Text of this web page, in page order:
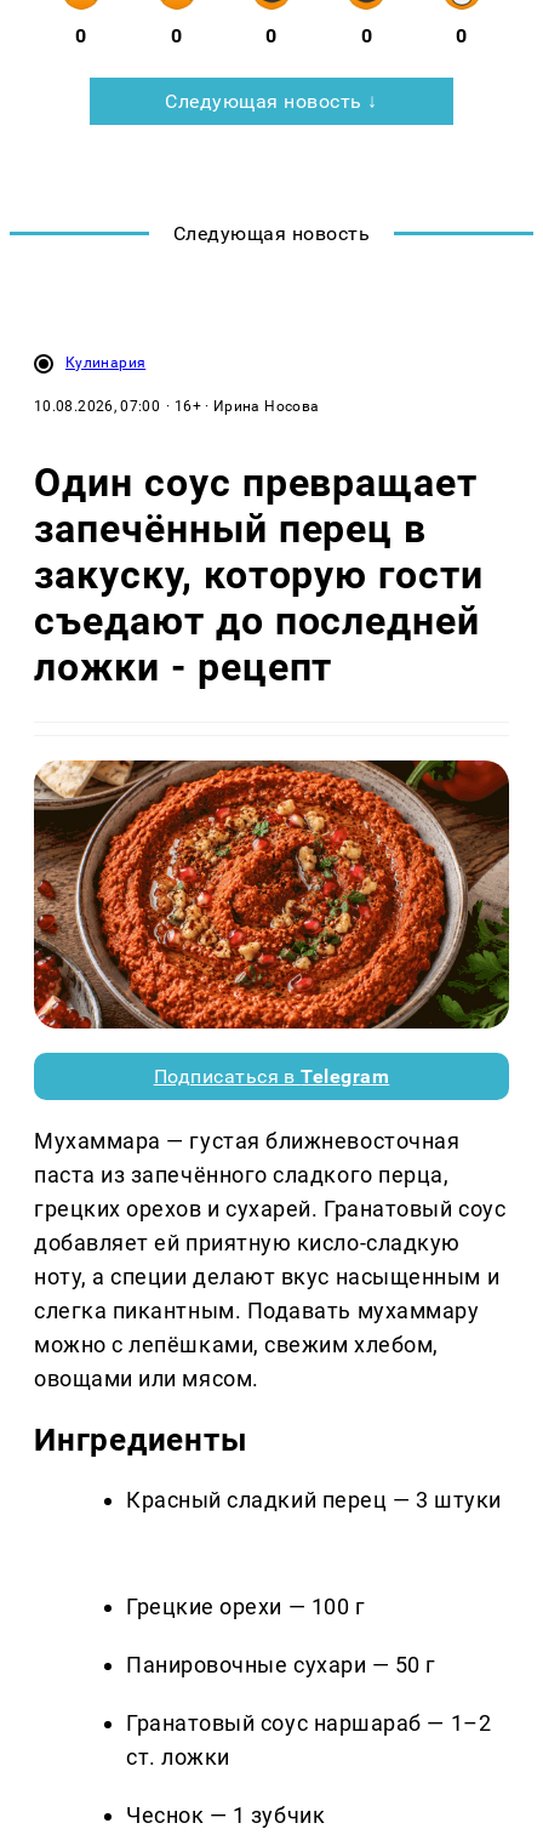
0 0 0 0 0
Следующая новость ↓
Следующая новость
Кулинария
10.08.2026, 07:00 · 16+ · Ирина Носова
Один соус превращает
запечённый перец в
закуску, которую гости
съедают до последней
ложки - рецепт
Подписаться вTelegram
Мухаммара — густая ближневосточная
паста из запечённого сладкого перца,
грецких орехов и сухарей. Гранатовый соус
добавляет ей приятную кисло-сладкую
ноту, а специи делают вкус насыщенным и
слегка пикантным. Подавать мухаммару
можно с лепёшками, свежим хлебом,
овощами или мясом.
Ингредиенты
Красный сладкий перец — 3 штуки
Грецкие орехи — 100 г
Панировочные сухари — 50 г
Гранатовый соус наршараб — 1–2
ст. ложки
Чеснок — 1 зубчик